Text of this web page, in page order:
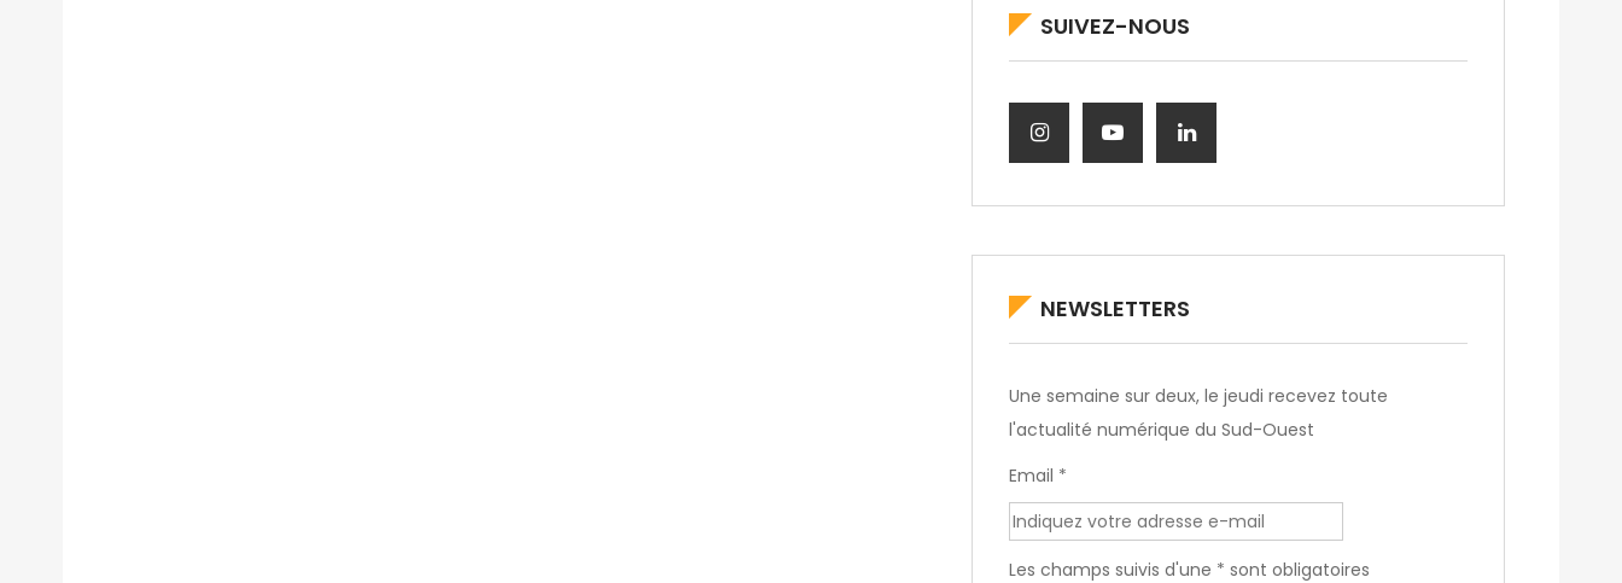
SUIVEZ-NOUS
NEWSLETTERS
Une semaine sur deux, le jeudi recevez toute
l'actualité numérique du Sud-Ouest
Email *
Les champs suivis d'une * sont obligatoires